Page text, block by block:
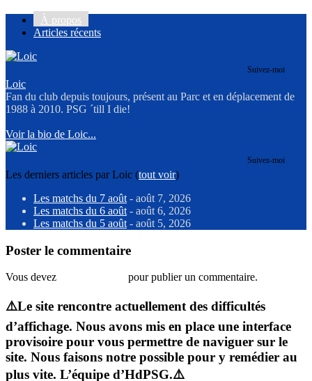
À propos
Articles récents
Suivez-moi
Loic
Fan du club depuis toujours, présent au Parc et en déplacement de
1988 à 2010. PSG ´till I die!
Voir la bio de Loic...
Suivez-moi
Les derniers articles par Loic (tout voir)
Les matchs du 7 août - août 7, 2026
Les matchs du 6 août - août 6, 2026
Les matchs du 5 août - août 5, 2026
Poster le commentaire
Vous devez pour publier un commentaire.
⚠️Le site rencontre actuellement des difficultés
d’affichage. Nous avons mis en place une interface
provisoire pour vous permettre de naviguer sur le
site. Nous faisons notre possible pour y remédier au
plus vite. L’équipe d’HdPSG.⚠️